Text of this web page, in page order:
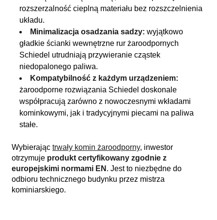
rozszerzalność cieplną materiału bez rozszczelnienia
układu.
Minimalizacja osadzania sadzy: wyjątkowo
gładkie ścianki wewnętrzne rur żaroodpornych
Schiedel utrudniają przywieranie cząstek
niedopalonego paliwa.
Kompatybilność z każdym urządzeniem:
żaroodporne rozwiązania Schiedel doskonale
współpracują zarówno z nowoczesnymi wkładami
kominkowymi, jak i tradycyjnymi piecami na paliwa
stałe.
Wybierając trwały komin żaroodporny, inwestor
otrzymuje produkt certyfikowany zgodnie z
europejskimi normami EN . Jest to niezbędne do
odbioru technicznego budynku przez mistrza
kominiarskiego.